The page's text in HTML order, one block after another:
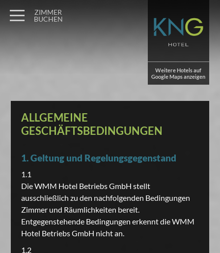
Weitere Hotels auf
Google Maps anzeigen
ZIMMER
BUCHEN
ALLGEMEINE
GESCHÄFTSBEDINGUNGEN
1. Geltung und Regelungsgegenstand
1.1
Die WMM Hotel Betriebs GmbH stellt
ausschließlich zu den nachfolgenden Bedingungen
Zimmer und Räumlichkeiten bereit.
Entgegenstehende Bedingungen erkennt die WMM
Hotel Betriebs GmbH nicht an.
1.2